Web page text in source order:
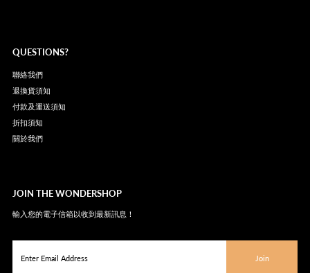
QUESTIONS?
聯絡我們
退換貨須知
付款及運送須知
折扣須知
關於我們
JOIN THE WONDERSHOP
輸入您的電子信箱以收到最新訊息！